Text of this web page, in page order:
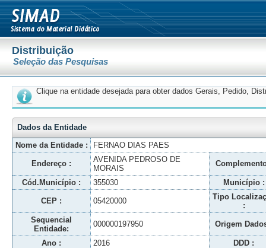
Distribuição
Seleção das Pesquisas
Clique na entidade desejada para obter dados Gerais, Pedido,
Dados da Entidade
Nome da Entidade :
FERNAO DIAS PAES
Endereço :
AVENIDA PEDROSO DE
MORAIS
Cód.Município : 355030 Município :
CEP : 05420000
Tipo
:
Sequencial
Entidade:
000000197950 Origem
Ano : 2016 DDD :